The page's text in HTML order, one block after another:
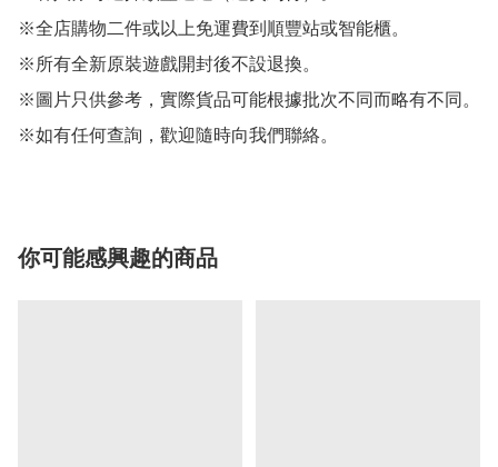
※全店購物二件或以上免運費到順豐站或智能櫃。
※所有全新原裝遊戲開封後不設退換。
※圖片只供參考，實際貨品可能根據批次不同而略有不同。
※如有任何查詢，歡迎隨時向我們聯絡。
你可能感興趣的商品